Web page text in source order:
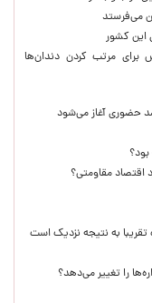
می‌فرستد
این کشور
برای مرتب کردن دندان‌ها
اقتصاد مقاومتی؟
به نتیجه نزدیک است
را تغییر می‌دهد؟